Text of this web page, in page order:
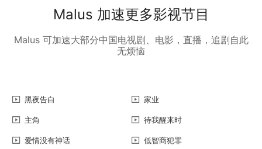
Malus 加速更多影视节目
Malus 可加速大部分中国电视剧、电影，直播，追剧自此
无烦恼
黑夜告白 家业
主角 待我醒来时
爱情没有神话 低智商犯罪